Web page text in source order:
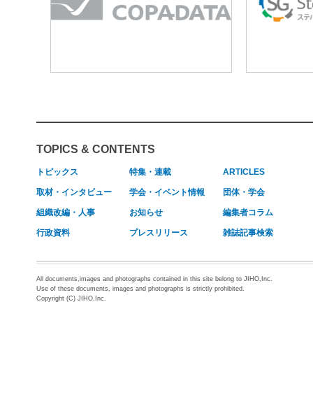
TOPICS & CONTENTS
トピックス 特集・連載 ARTICLES
取材・インタビュー 学会・イベント情報 団体・学会
組織改編・人事 お知らせ 編集者コラム
行政資料 プレスリリース 雑誌記事検索
All documents,images and photographs contained in this site belong to JIHO,Inc.
Use of these documents, images and photographs is strictly prohibited.
Copyright (C) JIHO,Inc.